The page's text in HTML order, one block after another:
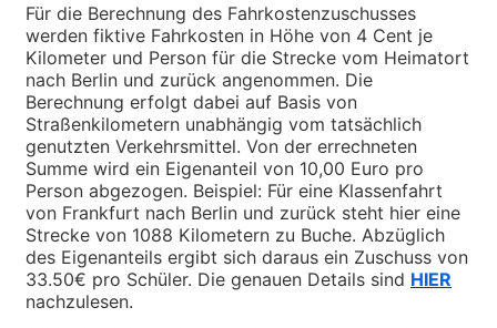
Für die Berechnung des Fahrkostenzuschusses
werden fiktive Fahrkosten in Höhe von 4 Cent je
Kilometer und Person für die Strecke vom Heimatort
nach Berlin und zurück angenommen. Die
Berechnung erfolgt dabei auf Basis von
Straßenkilometern unabhängig vom tatsächlich
genutzten Verkehrsmittel. Von der errechneten
Summe wird ein Eigenanteil von 10,00 Euro pro
Person abgezogen. Beispiel: Für eine Klassenfahrt
von Frankfurt nach Berlin und zurück steht hier eine
Strecke von 1088 Kilometern zu Buche. Abzüglich
des Eigenanteils ergibt sich daraus ein Zuschuss von
33.50€ pro Schüler. Die genauen Details sind HIER
nachzulesen.